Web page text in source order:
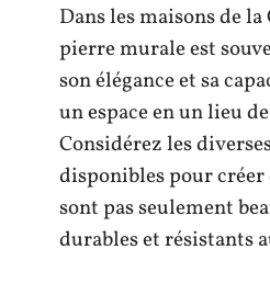
Dans les maisons de la
pierre murale est
son élégance et sa
un espace en un lieu
Considérez les
disponibles pour créer
sont pas seulement
durables et résistants